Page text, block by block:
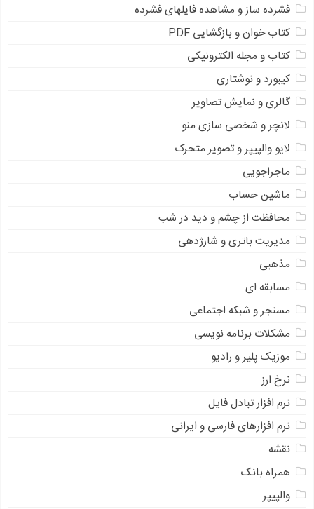
فشرده ساز و مشاهده فایلهای فشرده
کتاب خوان و بازگشایی PDF
کتاب و مجله الکترونیکی
کیبورد و نوشتاری
گالری و نمایش تصاویر
لانچر و شخصی سازی منو
لایو والپیپر و تصویر متحرک
ماجراجویی
ماشین حساب
محافظت از چشم و دید در شب
مدیریت باتری و شارژدهی
مذهبی
مسابقه ای
مسنجر و شبکه اجتماعی
مشکلات برنامه نویسی
موزیک پلیر و رادیو
نرخ ارز
ﻧﺮﻡ ﺍﻓﺰﺍﺭ ﺗﺒﺎﺩﻝ ﻓﺎﻳﻞ
نرم افزارهای فارسی و ایرانی
نقشه
همراه بانک
والپیپر